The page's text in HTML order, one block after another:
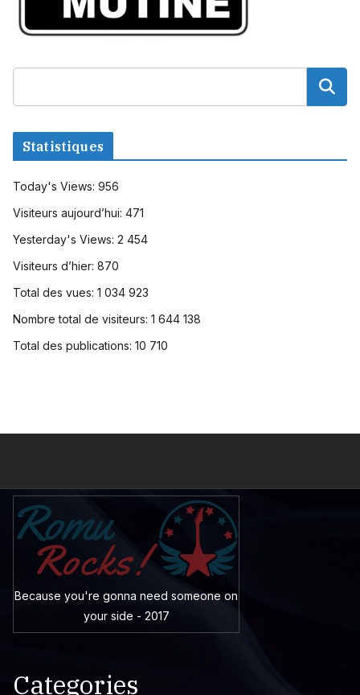
Statistiques
Today's Views: 956
Visiteurs aujourd’hui: 471
Yesterday's Views: 2 454
Visiteurs d’hier: 870
Total des vues: 1 034 923
Nombre total de visiteurs: 1 644 138
Total des publications: 10 710
Because you're gonna need someone on
your side - 2017
Categories